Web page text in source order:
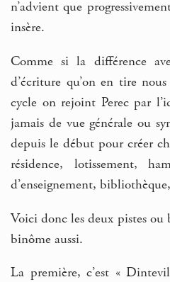
n’advient que
insère.
Comme si la différence
d’écriture qu’on en tire
cycle on rejoint Perec par
jamais de vue générale ou
depuis le début pour créer
résidence, lotissement,
d’enseignement,
Voici donc les deux pistes
binôme aussi.
La première, c’est «